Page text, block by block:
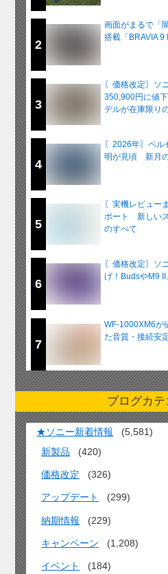
2
画面がまるで「
搭載「BRAVIA 9
3
〖価格改定〗ソ
350,900円に値
デルが在庫限り
4
〖2026年〗ペ
明が見頃 新月
5
〖実機レビュー
ポート 新しい
のすべて
6
〖価格改定〗ソ
げ！BudsやM9
7
WF-1000XM6が
た音質・接続安
ブログカテ
★ソニー新着情報
(5,581)
新製品
(420)
価格改定 (326)
アップデート (299)
納期情報 (229)
キャンペーン (1,208)
イベント (184)